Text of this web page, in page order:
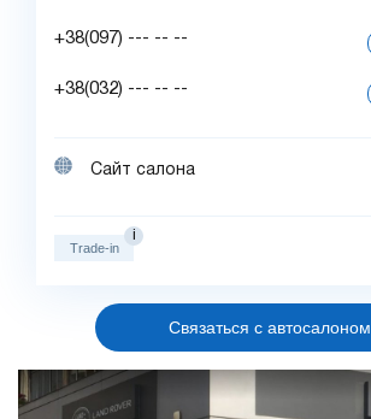
+38(097) --- -- --
+38(032) --- -- --
Сайт салона
Trade-in
i
Связаться с автосалоном